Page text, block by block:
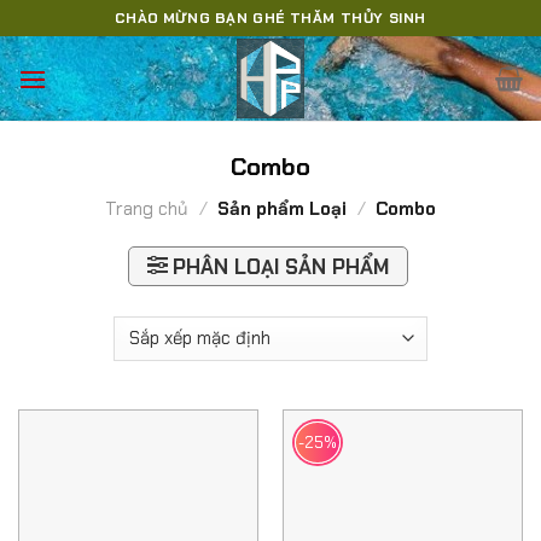
to
content
CHÀO MỪNG BẠN GHÉ THĂM THỦY SINH
Combo
Trang chủ / Sản phẩm Loại / Combo
PHÂN LOẠI SẢN PHẨM
-25%